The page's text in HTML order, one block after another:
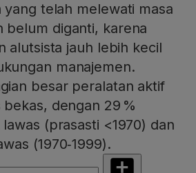
yang telah melewati masa
belum diganti, karena
alutsista jauh lebih kecil
manajemen.
besar peralatan aktif
dengan 29 %
(prasasti <1970) dan
(1970‑1999).